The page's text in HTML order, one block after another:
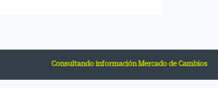
Consultando información Mercado de Cambios